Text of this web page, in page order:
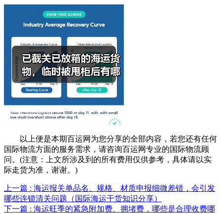
以上便是本期百运网为您分享的全部内容，若您还有任何
国际物流方面的服务需求，请咨询百运网专业的国际物流顾
问。(注意：上文所涉及到的所有费用仅供参考，具体请以实
际走货为准，谢谢。)
上一篇 : 海运报关单品名、规格、材质申报细微差错，会引发
哪些连锁清关问题（国际海运干货知识分享）
下一篇 : 海运旺季的紧急附加费、拥堵费，哪些是合理收费哪